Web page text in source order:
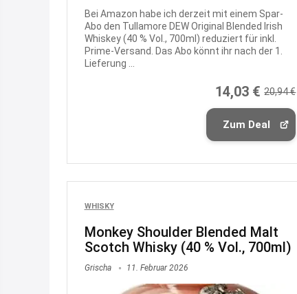
Bei Amazon habe ich derzeit mit einem Spar-
Abo den Tullamore DEW Original Blended Irish
Whiskey (40 % Vol., 700ml) reduziert für inkl.
Prime-Versand. Das Abo könnt ihr nach der 1.
Lieferung ...
14,03 € 20,94 €
Zum Deal
WHISKY
Monkey Shoulder Blended Malt
Scotch Whisky (40 % Vol., 700ml)
Grischa 11. Februar 2026